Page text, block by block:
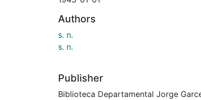
Authors
s. n.
s. n.
Publisher
Biblioteca Departamental Jorge